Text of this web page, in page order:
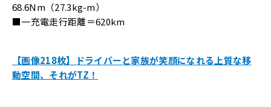
68.6Nm（27.3kg-m）
■一充電走行距離＝620km
【画像218枚】ドライバーと家族が笑顔になれる上質な移
動空間、それがTZ！